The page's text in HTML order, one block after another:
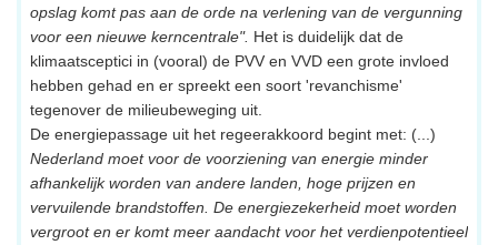
opslag komt pas aan de orde na verlening van de vergunning
voor een nieuwe kerncentrale". Het is duidelijk dat de
klimaatsceptici in (vooral) de PVV en VVD een grote invloed
hebben gehad en er spreekt een soort 'revanchisme'
tegenover de milieubeweging uit.
De energiepassage uit het regeerakkoord begint met: (...)
Nederland moet voor de voorziening van energie minder
afhankelijk worden van andere landen, hoge prijzen en
vervuilende brandstoffen. De energiezekerheid moet worden
vergroot en er komt meer aandacht voor het verdienpotentieel